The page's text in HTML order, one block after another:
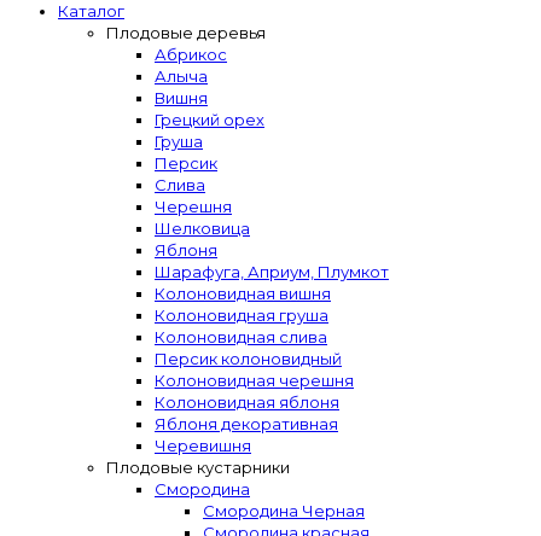
Каталог
Плодовые деревья
Абрикос
Алыча
Вишня
Грецкий орех
Груша
Персик
Слива
Черешня
Шелковица
Яблоня
Шарафуга, Априум, Плумкот
Колоновидная вишня
Колоновидная груша
Колоновидная слива
Персик колоновидный
Колоновидная черешня
Колоновидная яблоня
Яблоня декоративная
Черевишня
Плодовые кустарники
Смородина
Смородина Черная